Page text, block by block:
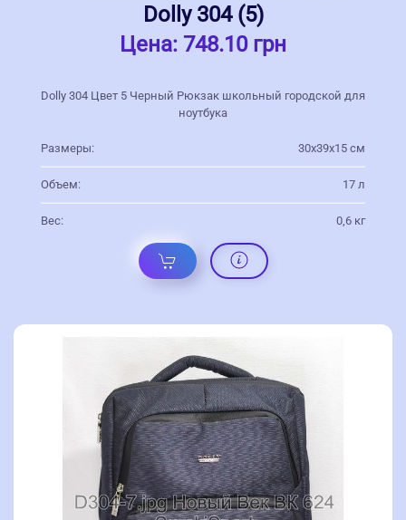
Dolly 304 (5)
Цена: 748.10 грн
Dolly 304 Цвет 5 Черный Рюкзак школьный городской для
ноутбука
Размеры: 30х39х15 см
Объем: 17 л
Вес: 0,6 кг